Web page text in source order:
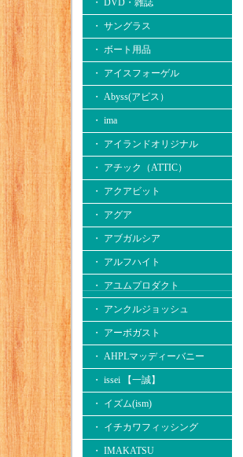
・ DVD・雑誌
・ サングラス
・ ボート用品
・ アイスフォーゲル
・ Abyss(アビス）
・ ima
・ アイランドオリジナル
・ アチック（ATTIC）
・ アクアビット
・ アグア
・ アブガルシア
・ アルフハイト
・ アユムプロダクト
・ アンクルジョッシュ
・ アーボガスト
・ AHPLマッディーバニー
・ issei 【一誠】
・ イズム(ism)
・ イチカワフィッシング
・ IMAKATSU